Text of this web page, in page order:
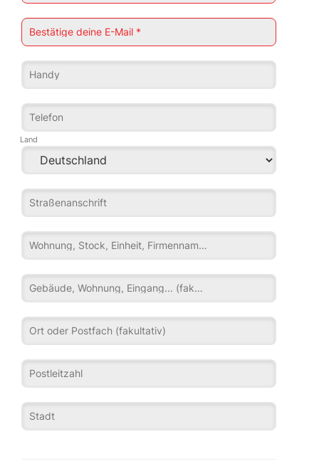
Bestätige deine E-Mail *
Handy
Telefon
Land
Straßenanschrift
Wohnung, Stock, Einheit, Firmenname... (fakultativ)
Gebäude, Wohnung, Eingang... (fakultativ)
Ort oder Postfach (fakultativ)
Postleitzahl
Stadt